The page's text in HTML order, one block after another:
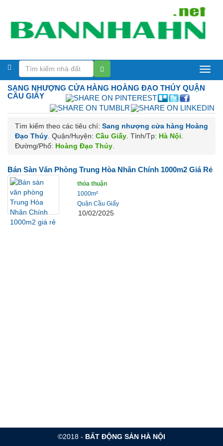
BáN
NHà
Hà
NộI
SANG NHƯỢNG CỬA HÀNG HOÀNG ĐẠO THÚY QUẬN
CẦU GIẤY
Tìm kiếm theo các tiêu chí: Sang nhượng cửa hàng Hoàng
Đạo Thúy . Quận/Huyện: Cầu Giấy . Tỉnh/Tp: Hà Nội
Đường/Phố: Hoàng Đạo Thúy
Bán Sàn Văn Phòng Trung Hòa Nhân Chính 1000m2 Giá Rẻ
thỏa thuận
1000m²
Quận Cầu Giấy
10/02/2025
©2018 - BẤT ĐỘNG SẢN HÀ NỘI